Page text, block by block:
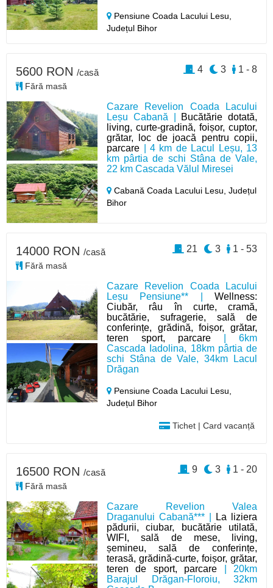
Pensiune Coada Lacului Lesu,
Județul Bihor
Cazare Revelion Coada Lacului
Leșu Cabană |
Bucătărie dotată,
living, curte-gradină, foișor, cuptor,
grătar, loc de joacă pentru copii,
parcare | 4 km de Lacul Leșu, 13
km pârtia de schi Stâna de Vale,
22 km Cascada Vălul Miresei
Cabană Coada Lacului Lesu,Județul
Bihor
5600 RON /casă
Fără masă
1 - 8
3
4
Cazare Revelion Coada Lacului
Leșu Pensiune** | Wellness:
Ciubăr, râu în curte, cramă,
bucătărie, sufragerie, sală de
conferințe, grădină, foișor, grătar,
teren sport, parcare | 6km
Cascada Iadolina, 18km pârtia de
schi Stâna de Vale, 34km Lacul
Drăgan
Pensiune Coada Lacului Lesu,
Județul Bihor
Tichet | Card vacanță
14000 RON /casă
Fără masă
1 - 53
3
21
Cazare Revelion Valea
Draganului Cabană*** |
La liziera
pădurii, ciubar, bucătărie utilată,
WIFI, sală de mese, living,
șemineu, sală de conferințe,
terasă, grădină-curte, foișor, grătar,
teren de sport, parcare | 20km
Barajul Drăgan-Floroiu, 32km
16500 RON /casă
Fără masă
1 - 20
3
9